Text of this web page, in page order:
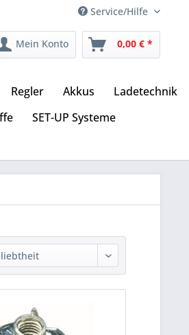
Service/Hilfe
Mein Konto 0,00 € *
Regler Akkus
Ladetechnik
SET-UP Systeme